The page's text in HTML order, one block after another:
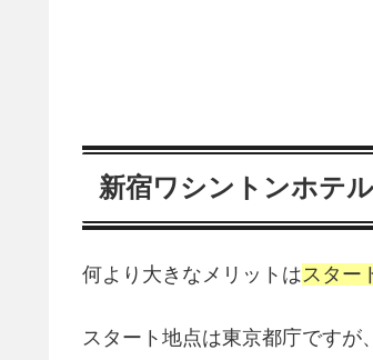
新宿ワシントンホ
何より大きなメリットは スター
スタート地点は東京都庁ですが、